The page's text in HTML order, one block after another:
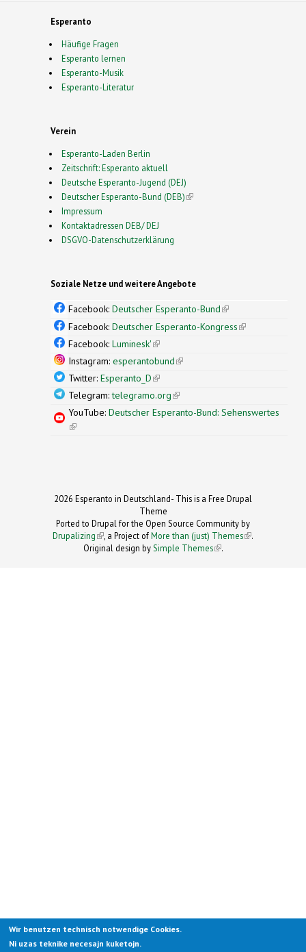
Esperanto
Häufige Fragen
Esperanto lernen
Esperanto-Musik
Esperanto-Literatur
Verein
Esperanto-Laden Berlin
Zeitschrift: Esperanto aktuell
Deutsche Esperanto-Jugend (DEJ)
Deutscher Esperanto-Bund (DEB)(link is external)
Impressum
Kontaktadressen DEB/ DEJ
DSGVO-Datenschutzerklärung
Soziale Netze und weitere Angebote
Facebook: Deutscher Esperanto-Bund(link is
external)
Facebook: Deutscher Esperanto-Kongress(link is
Facebook: Luminesk'(link is external)
Instagram: esperantobund(link is external)
Twitter: Esperanto_D(link is external)
Telegram:telegramo.org(link is external)
YouTube: Deutscher Esperanto-Bund: Sehenswertes
(link is external)
2026 Esperanto in Deutschland- This is a Free Drupal
Theme
Ported to Drupal for the Open Source Community by
Drupalizing(link is external)
, a Project ofMore than (just) Themes (link is
.
Original design by Simple Themes
(link is
.
Wir benutzen technisch notwendige Cookies.
Ni uzas teknike necesajn kuketojn.